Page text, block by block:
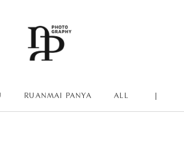
ALL
RUANMAI PANYA |